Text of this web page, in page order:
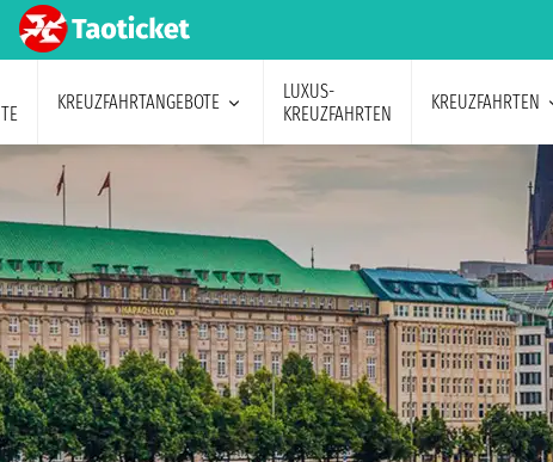
KREUZFAHRTANGEBOTE
LUXUS-
KREUZFAHRTEN
KREUZFAHRTEN